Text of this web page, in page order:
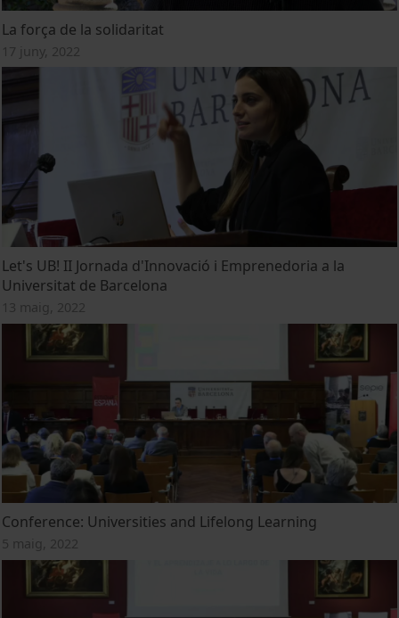
La força de la solidaritat
17 juny, 2022
Let's UB! II Jornada d'Innovació i Emprenedoria a la
Universitat de Barcelona
13 maig, 2022
Conference: Universities and Lifelong Learning
5 maig, 2022